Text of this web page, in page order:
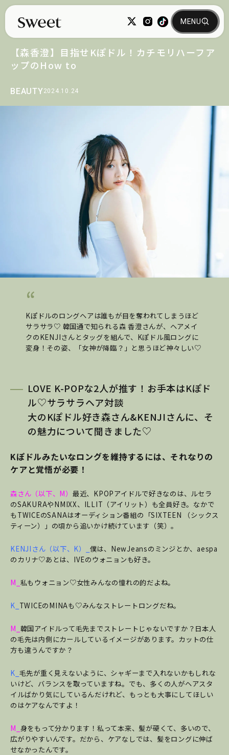
BEAUTY2024.10.24
【森香澄】目指せKぽドル！カチモリハーフア
ップのHow to
Kぽドルのロングヘアは誰もが目を奪われてしまうほど
サラサラ♡ 韓国通で知られる森 香澄さんが、ヘアメイ
クのKENJIさんとタッグを組んで、Kぽドル風ロングに
変身！その姿、「女神が降臨？」と思うほど神々しい♡
LOVE K-POPな2人が推す！お手本はKぽド
ル♡サラサラヘア対談
大のKぽドル好き森さん&KENJIさんに、そ
の魅力について聞きました♡
Kぽドルみたいなロングを維持するには、それなりの
ケアと覚悟が必要！
森さん（以下、M） 最近、KPOPアイドルで好きなのは、ルセラ
のSAKURAやNMIXX、ILLIT（アイリット）も全員好き。なかで
もTWICEのSANAはオーディション番組の「SIXTEEN （シックス
ティーン）」の頃から追いかけ続けています（笑）。
KENJIさん（以下、K）_ 僕は、NewJeansのミンジとか、aespa
のカリナ♡あとは、IVEのウォニョンも好き。
M_ 私もウォニョン♡女性みんなの憧れの的だよね。
K_ TWICEのMINAも♡みんなストレートロングだね。
M_ 韓国アイドルって毛先までストレートじゃないですか？日本人
の毛先は内側にカールしているイメージがあります。カットの仕
方も違うんですか？
K_ 毛先が重く見えないように、シャギーまで入れないかもしれな
いけど、バランスを取っていますね。でも、多くの人がヘアスタ
イルばかり気にしているんだけれど、もっとも大事にしてほしい
のはケアなんですよ！
M_ 身をもって分かります！私って本来、髪が硬くて、多いので、
広がりやすいんです。だから、ケアなしでは、髪をロングに伸ば
せなかったんです。